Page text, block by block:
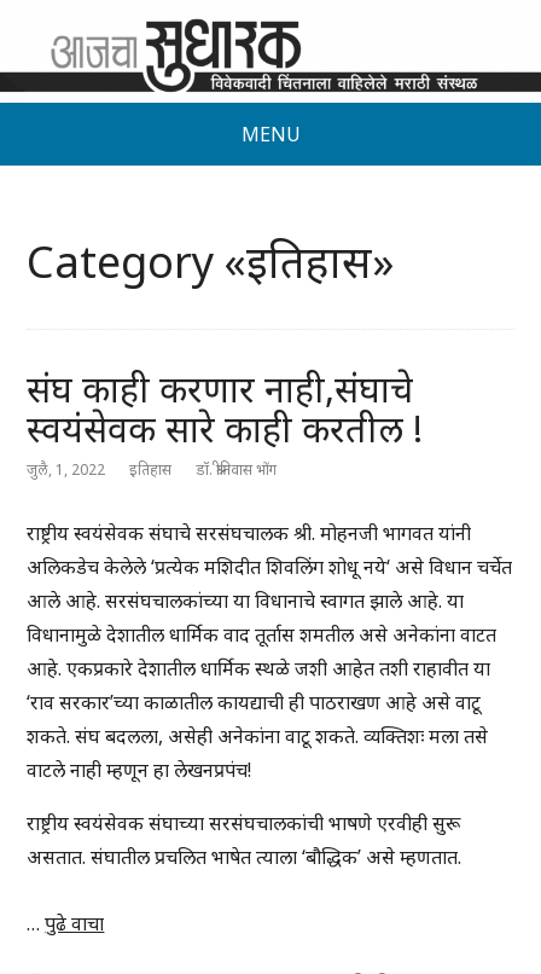
MENU
Category «इतिहास»
संघ काही करणार नाही,संघाचे
स्वयंसेवक सारे काही करतील !
जुलै, 1, 2022 इतिहास डॉ. श्रीनिवास भोंग
राष्ट्रीय स्वयंसेवक संघाचे सरसंघचालक श्री. मोहनजी भागवत यांनी
अलिकडेच केलेले ‘प्रत्येक मशिदीत शिवलिंग शोधू नये‘ असे विधान चर्चेत
आले आहे. सरसंघचालकांच्या या विधानाचे स्वागत झाले आहे. या
विधानामुळे देशातील धार्मिक वाद तूर्तास शमतील असे अनेकांना वाटत
आहे. एकप्रकारे देशातील धार्मिक स्थळे जशी आहेत तशी राहावीत या
‘राव सरकार’च्या काळातील कायद्याची ही पाठराखण आहे असे वाटू
शकते. संघ बदलला, असेही अनेकांना वाटू शकते. व्यक्तिशः मला तसे
वाटले नाही म्हणून हा लेखनप्रपंच!
राष्ट्रीय स्वयंसेवक संघाच्या सरसंघचालकांची भाषणे एरवीही सुरू
असतात. संघातील प्रचलित भाषेत त्याला ‘बौद्धिक’ असे म्हणतात.
…पुढे वाचा